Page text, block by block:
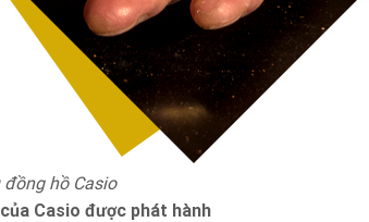
hồ Casio
Casio được phát hành